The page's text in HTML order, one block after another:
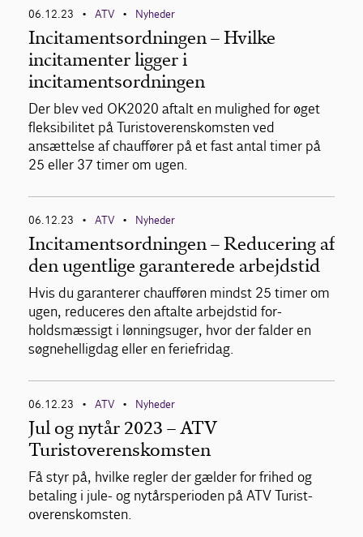
06.12.23 • ATV • Nyheder
Incitamentsordningen – Hvilke
incitamenter ligger i
incitamentsordningen
Der blev ved OK2020 aftalt en mulighed for øget
fleksibilitet på Turistoverenskomsten ved
ansættelse af chauffører på et fast antal timer på
25 eller 37 timer om ugen.
06.12.23 • ATV • Nyheder
Incitamentsordningen – Reducering af
den ugentlige garanterede arbejdstid
Hvis du garanterer chaufføren mindst 25 timer om
ugen, reduceres den aftalte arbejdstid for-
holdsmæssigt i lønningsuger, hvor der falder en
søgnehelligdag eller en feriefridag.
06.12.23 • ATV • Nyheder
Jul og nytår 2023 – ATV
Turistoverenskomsten
Få styr på, hvilke regler der gælder for frihed og
betaling i jule- og nytårsperioden på ATV Turist-
overenskomsten.